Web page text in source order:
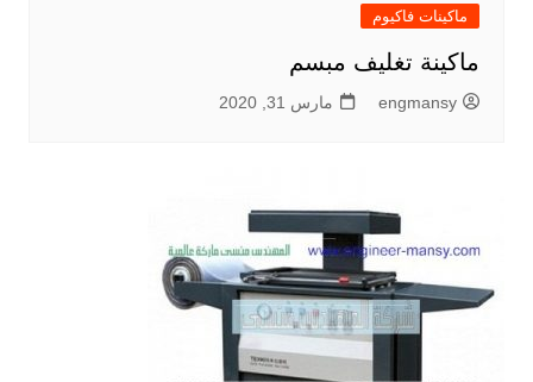
ماكينات فاكيوم
ماكينة تغليف مبسم
engmansy مارس 31, 2020